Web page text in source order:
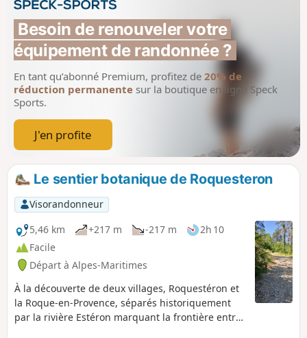
Besoin de renouveler votre
équipement de randonnée ?
En tant qu’abonné Premium, profitez de 20% de
réduction permanente sur la boutique en ligne Speck
Sports.
J'en profite
Le sentier botanique de Roquesteron
Visorandonneur
5,46 km
+217 m -217 m
2h 10
Facile
Départ à Alpes-Maritimes
À la découverte de deux villages, Roquestéron et
la Roque-en-Provence, séparés historiquement
par la rivière Estéron marquant la frontière entre